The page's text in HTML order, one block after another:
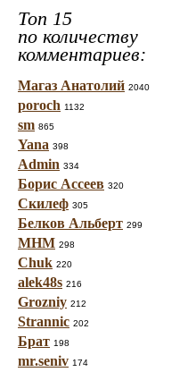
Топ 15
по количеству
комментариев:
Магаз Анатолий 2040
poroch 1132
sm 865
Yana 398
Admin 334
Борис Ассеев 320
Скилеф 305
Белков Альберт 299
МНМ 298
Chuk 220
alek48s 216
Grozniy 212
Strannic 202
Брат 198
mr.seniv 174